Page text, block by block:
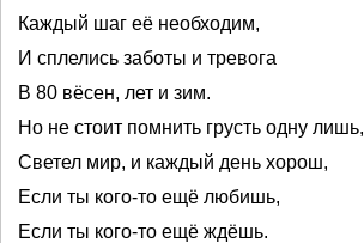
Каждый шаг её необходим,
И сплелись заботы и тревога
В 80 вёсен, лет и зим.
Но не стоит помнить грусть одну лишь,
Светел мир, и каждый день хорош,
Если ты кого-то ещё любишь,
Если ты кого-то ещё ждёшь.